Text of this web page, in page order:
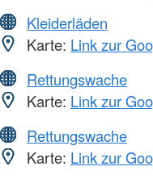
Kleiderläden
Karte: Link zur
Rettungswache
Karte: Link zur
Rettungswache
Karte: Link zur